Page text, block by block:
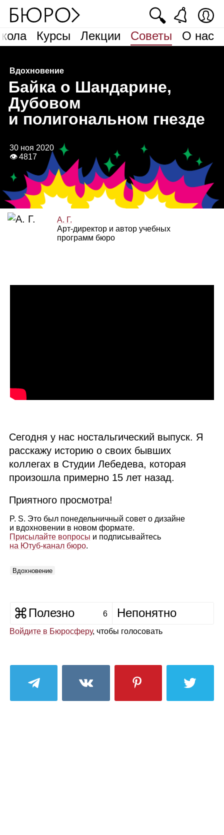
Курсы Лекции Советы О нас
🔍
Вдохновение
Байка о Шандарине,
Дубовом
и полигональном гнезде
30 ноя 2020
👁 4817
А. Г.
Арт‑директор и автор учебных
программ бюро
Сегодня у нас ностальгический выпуск. Я
расскажу историю о своих бывших
коллегах в Студии Лебедева, которая
произошла примерно 15 лет назад.
Приятного просмотра!
P. S. Это был понедельничный совет о дизайне
и вдохновении в новом формате.
Присылайте вопросы и подписывайтесь
на Ютуб‑канал бюро.
Вдохновение
Полезно 6 Непонятно
Войдите в Бюросферу, чтобы голосовать